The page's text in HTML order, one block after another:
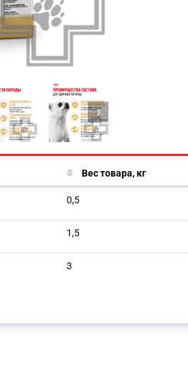
Вес товара, кг
0,5
1,5
3